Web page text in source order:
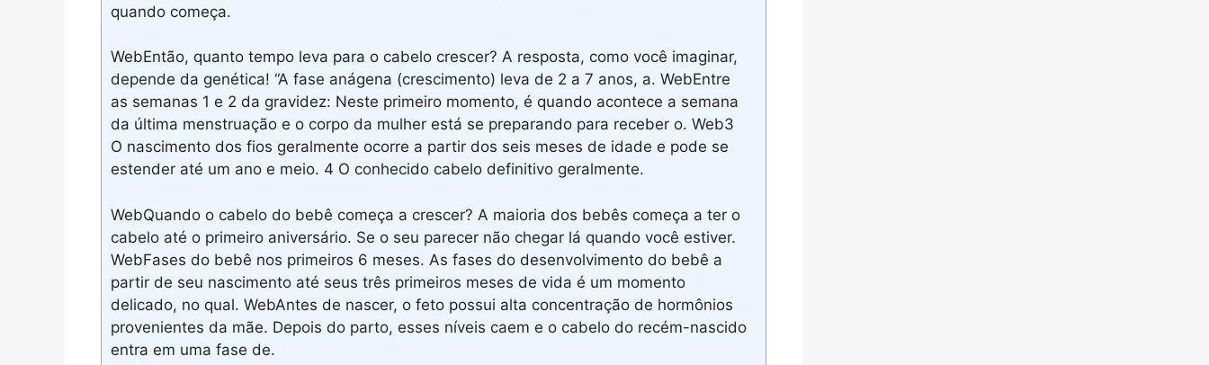
quando começa.
WebEntão, quanto tempo leva para o cabelo crescer? A resposta, como você imaginar,
depende da genética! “A fase anágena (crescimento) leva de 2 a 7 anos, a. WebEntre
as semanas 1 e 2 da gravidez: Neste primeiro momento, é quando acontece a semana
da última menstruação e o corpo da mulher está se preparando para receber o. Web3
O nascimento dos fios geralmente ocorre a partir dos seis meses de idade e pode se
estender até um ano e meio. 4 O conhecido cabelo definitivo geralmente.
WebQuando o cabelo do bebê começa a crescer? A maioria dos bebês começa a ter o
cabelo até o primeiro aniversário. Se o seu parecer não chegar lá quando você estiver.
WebFases do bebê nos primeiros 6 meses. As fases do desenvolvimento do bebê a
partir de seu nascimento até seus três primeiros meses de vida é um momento
delicado, no qual. WebAntes de nascer, o feto possui alta concentração de hormônios
provenientes da mãe. Depois do parto, esses níveis caem e o cabelo do recém-nascido
entra em uma fase de.